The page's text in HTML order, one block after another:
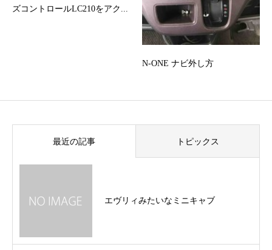
ズコントロールLC210をアク...
N-ONE ナビ外し方
最近の記事 トピックス
エヴリィみたいなミニキャブ